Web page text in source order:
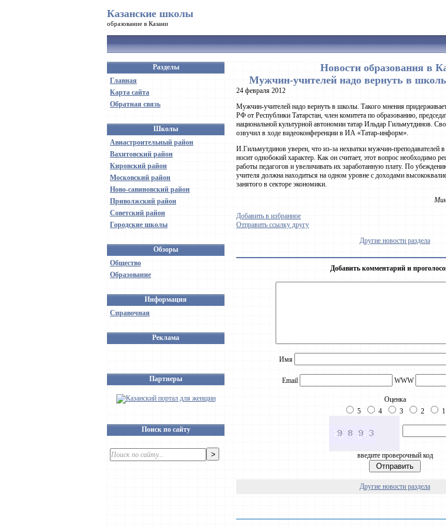
Казанские школы
образование в Казани
Разделы
Главная
Карта сайта
Обратная связь
Школы
Авиастроительный район
Вахитовский район
Кировский район
Московский район
Ново-савиновский район
Приволжский район
Советский район
Городские школы
Обзоры
Общество
Образование
Информация
Справочная
Реклама
Партнеры
Поиск по сайту
Новости образования в
Мужчин-учителей надо вернуть в
24 февраля 2012
Мужчин-учителей надо вернуть в школы. Такого мнения
РФ от Республики Татарстан, член комитета по образованию,
национальной культурной автономии татар Ильдар Гильмутдинов.
озвучил в ходе видеоконференции в ИА «Татар-информ».
И.Гильмутдинов уверен, что из-за нехватки мужчин-преподавателей
носит однобокий характер. Как он считает, этот вопрос необходимо
работы педагогов и увеличивать их заработанную плату. По
учителя должна находиться на одном уровне с доходами
занятого в секторе экономики.
Добавить в избранное
Отправить ссылку другу
Другие новости раздела
Добавить комментарий и
Имя
Email WWW
Оценка
5
4 3 2 1
введите проверочный код
Другие новости раздела